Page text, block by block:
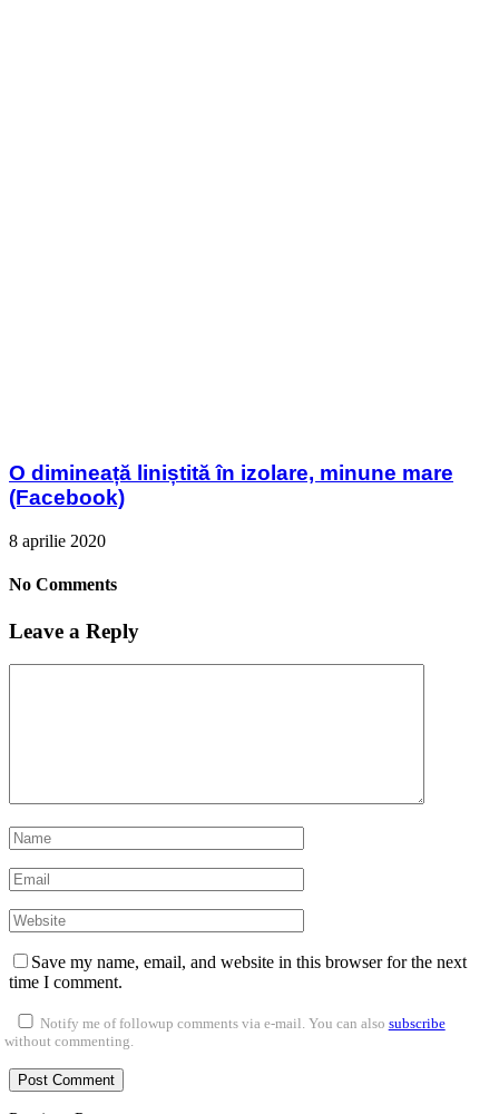
O dimineață liniștită în izolare, minune mare
(Facebook)
8 aprilie 2020
No Comments
Leave a Reply
Save my name, email, and website in this browser for the next
time I comment.
Notify me of followup comments via e-mail. You can also subscribe
without commenting.